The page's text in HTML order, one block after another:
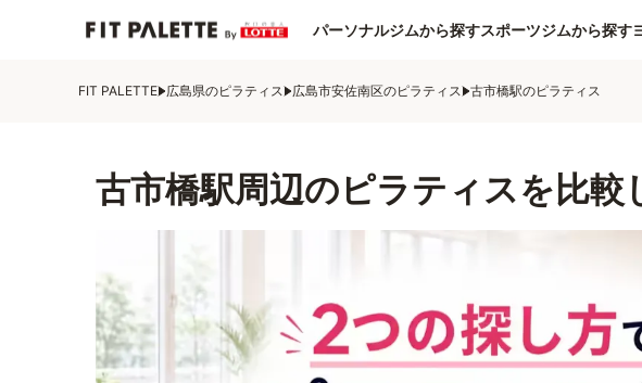
パーソナルジムから探すスポーツジムから探す
FIT PALETTE 広島県のピラティス 広島市安佐南区のピラティス 古市橋駅のピラティス
古市橋駅周辺のピラティスを比較